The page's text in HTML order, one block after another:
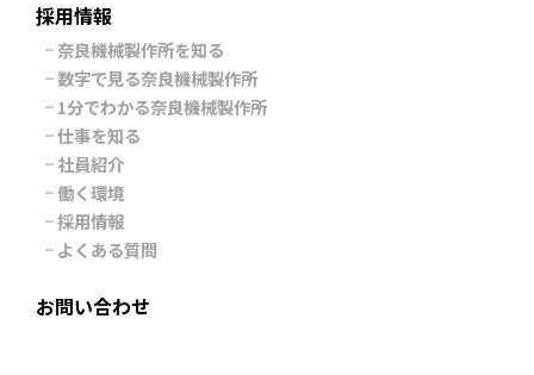
採用情報
奈良機械製作所を知る
数字で見る奈良機械製作所
1分でわかる奈良機械製作所
仕事を知る
社員紹介
働く環境
採用情報
よくある質問
お問い合わせ